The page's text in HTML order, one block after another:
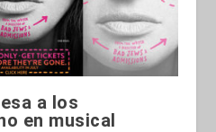
a los
en musical